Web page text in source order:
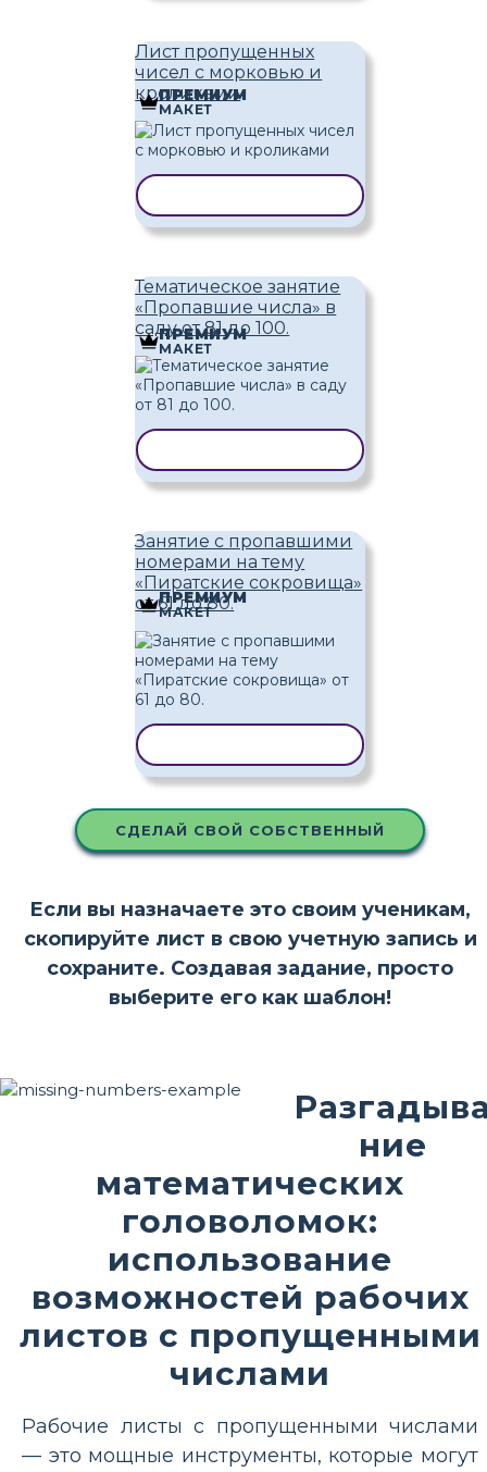
Лист пропущенных
чисел с морковью и
кроликами
ПРЕМИУМ
МАКЕТ
Тематическое занятие
«Пропавшие числа» в
саду от 81 до 100.
ПРЕМИУМ
МАКЕТ
Занятие с пропавшими
номерами на тему
«Пиратские сокровища»
от 61 до 80.
ПРЕМИУМ
МАКЕТ
СДЕЛАЙ СВОЙ СОБСТВЕННЫЙ
Если вы назначаете это своим ученикам,
скопируйте лист в свою учетную запись и
сохраните. Создавая задание, просто
выберите его как шаблон!
ние
математических
головоломок:
использование
возможностей рабочих
листов с пропущенными
числами
Рабочие листы с пропущенными числами
— это мощные инструменты, которые могут